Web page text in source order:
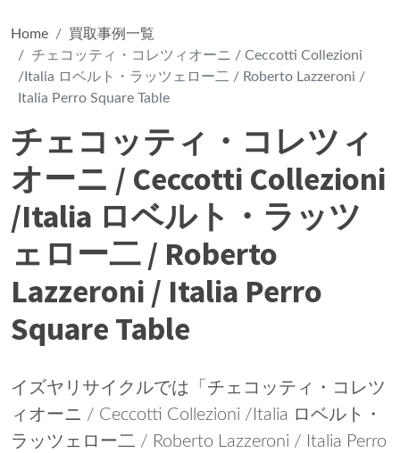
Home
買取事例一覧
チェコッティ・コレツィオーニ / Ceccotti Collezioni
/Italia ロベルト・ラッツェロー二 / Roberto Lazzeroni /
Italia Perro Square Table
チェコッティ・コレツィ
オーニ / Ceccotti Collezioni
/Italia ロベルト・ラッツ
ェロー二 / Roberto
Lazzeroni / Italia Perro
Square Table
イズヤリサイクルでは「チェコッティ・コレツ
ィオーニ / Ceccotti Collezioni /Italia ロベルト・
ラッツェロー二 / Roberto Lazzeroni / Italia Perro